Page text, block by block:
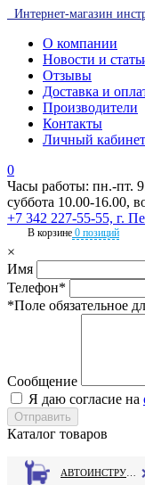
Интернет-магазин
О компании
Новости и
Отзывы
Доставка и
Производители
Контакты
Личный кабинет
0
Часы работы: пн.-пт.
суббота 10.00-16.00,
+7 342 227-55-55, г.
В корзине 0 позиций
×
Имя
Телефон*
*Поле обязательное
Сообщение
Я даю согласие на
Каталог товаров